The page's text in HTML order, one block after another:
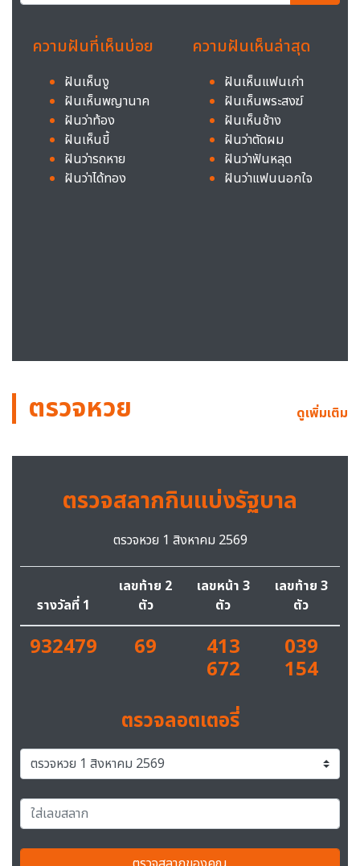
ความฝันที่เห็นบ่อย
ฝันเห็นงู
ฝันเห็นพญานาค
ฝันว่าท้อง
ฝันเห็นขี้
ฝันว่ารถหาย
ฝันว่าได้ทอง
ความฝันเห็นล่าสุด
ฝันเห็นแฟนเก่า
ฝันเห็นพระสงฆ์
ฝันเห็นช้าง
ฝันว่าตัดผม
ฝันว่าฟันหลุด
ฝันว่าแฟนนอกใจ
ตรวจหวย ดูเพิ่มเติม
ตรวจสลากกินแบ่งรัฐบาล
ตรวจหวย 1 สิงหาคม 2569
รางวัลที่ 1
เลขท้าย 2
ตัว
เลขหน้า 3
ตัว
เลขท้าย 3
ตัว
932479 69 413
672
039
154
ตรวจลอตเตอรี่